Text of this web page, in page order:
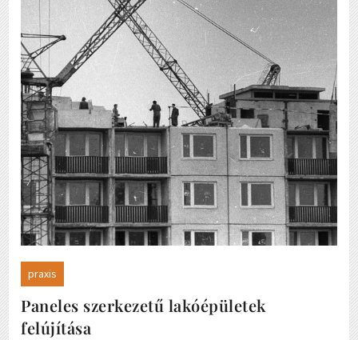
praxis
Paneles szerkezetű lakóépületek
felújítása